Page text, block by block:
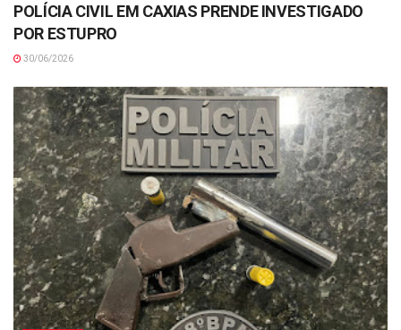
POLÍCIA CIVIL EM CAXIAS PRENDE INVESTIGADO
POR ESTUPRO
30/06/2026